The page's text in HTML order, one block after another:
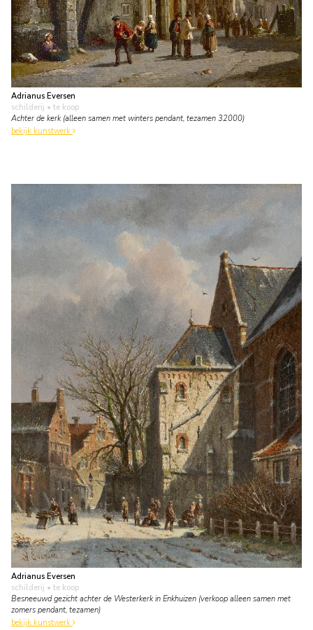
Adrianus Eversen
schilderij • te koop
Achter de kerk (alleen samen met winters pendant, tezamen 32000)
bekijk kunstwerk
Adrianus Eversen
schilderij • te koop
Besneeuwd gezicht achter de Westerkerk in Enkhuizen (verkoop alleen samen met
zomers pendant, tezamen)
bekijk kunstwerk